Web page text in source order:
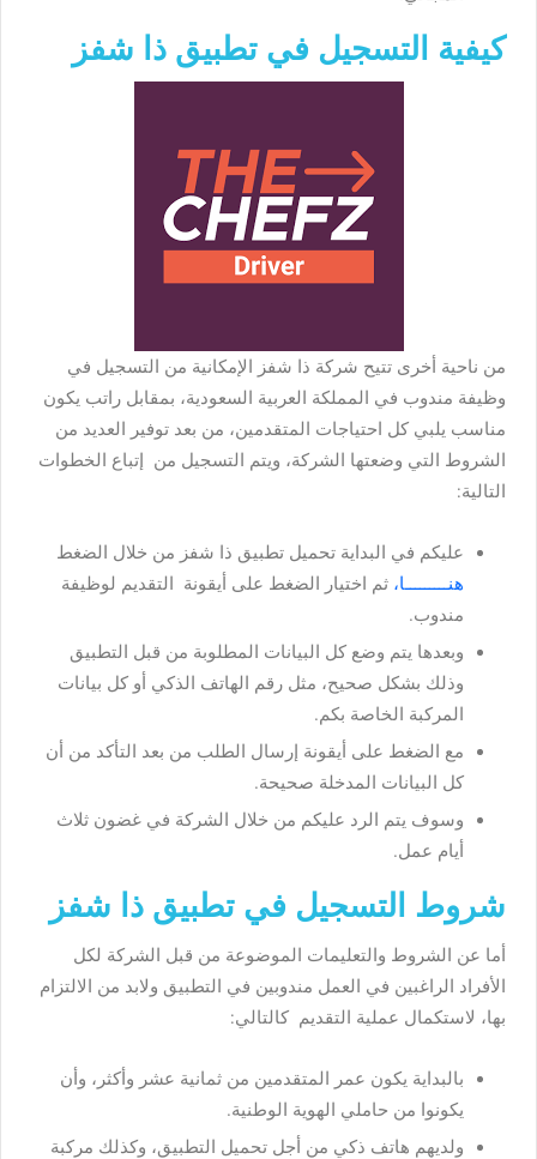
كيفية التسجيل في تطبيق ذا شفز
من ناحية أخرى تتيح شركة ذا شفز الإمكانية من التسجيل في
وظيفة مندوب في المملكة العربية السعودية، بمقابل راتب يكون
مناسب يلبي كل احتياجات المتقدمين، من بعد توفير العديد من
الشروط التي وضعتها الشركة، ويتم التسجيل من إتباع الخطوات
التالية:
عليكم في البداية تحميل تطبيق ذا شفز من خلال الضغط
هنـــــــــا، ثم اختيار الضغط على أيقونة التقديم لوظيفة
مندوب.
وبعدها يتم وضع كل البيانات المطلوبة من قبل التطبيق
وذلك بشكل صحيح، مثل رقم الهاتف الذكي أو كل بيانات
المركبة الخاصة بكم.
مع الضغط على أيقونة إرسال الطلب من بعد التأكد من أن
كل البيانات المدخلة صحيحة.
وسوف يتم الرد عليكم من خلال الشركة في غضون ثلاث
أيام عمل.
شروط التسجيل في تطبيق ذا شفز
أما عن الشروط والتعليمات الموضوعة من قبل الشركة لكل
الأفراد الراغبين في العمل مندوبين في التطبيق ولابد من الالتزام
بها، لاستكمال عملية التقديم كالتالي:
بالبداية يكون عمر المتقدمين من ثمانية عشر وأكثر، وأن
يكونوا من حاملي الهوية الوطنية.
ولديهم هاتف ذكي من أجل تحميل التطبيق، وكذلك مركبة